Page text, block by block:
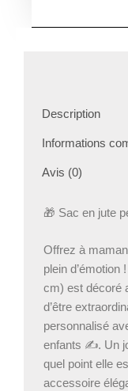
jute
Description
Informations
Avis (0)
🎁 Sac en jute
Offrez à
plein d’émotion
cm) est décoré
d’être
personnalisé
enfants ✍️. Un
quel point elle
accessoire